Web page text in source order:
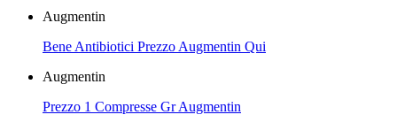
Augmentin
Bene Antibiotici Prezzo Augmentin Qui
Augmentin
Prezzo 1 Compresse Gr Augmentin